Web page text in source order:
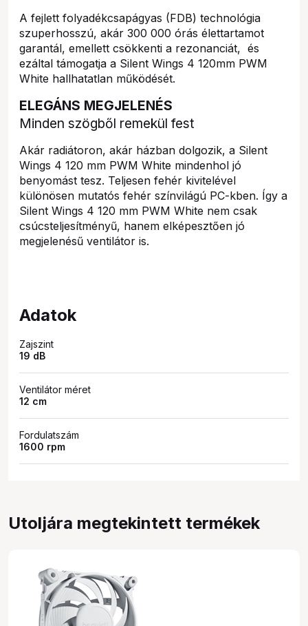
A fejlett folyadékcsapágyas (FDB) technológia
szuperhosszú, akár 300 000 órás élettartamot
garantál, emellett csökkenti a rezonanciát, és
ezáltal támogatja a Silent Wings 4 120mm PWM
White hallhatatlan működését.
ELEGÁNS MEGJELENÉS
Minden szögből remekül fest
Akár radiátoron, akár házban dolgozik, a Silent
Wings 4 120 mm PWM White mindenhol jó
benyomást tesz. Teljesen fehér kivitelével
különösen mutatós fehér színvilágú PC-kben. Így a
Silent Wings 4 120 mm PWM White nem csak
csúcsteljesítményű, hanem elképesztően jó
megjelenésű ventilátor is.
Adatok
Zajszint
19 dB
Ventilátor méret
12 cm
Fordulatszám
1600 rpm
Utoljára megtekintett termékek